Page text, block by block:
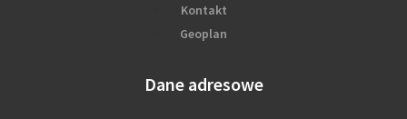
Kontakt
Geoplan
Dane adresowe